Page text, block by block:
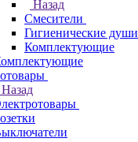
Назад
Смесители
Гигиенические души
Комплектующие
Назад